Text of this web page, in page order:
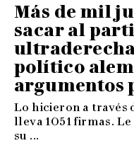
Más de mil
sacar al
político
argumentos
Lo hicieron a través
lleva 1051 firmas.
su ...